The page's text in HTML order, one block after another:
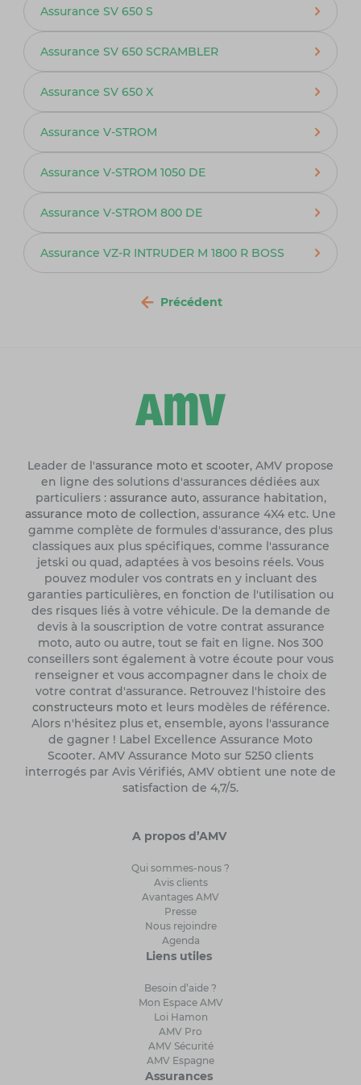
Assurance SV 650 S
Assurance SV 650 SCRAMBLER
Assurance SV 650 X
Assurance V-STROM
Assurance V-STROM 1050 DE
Assurance V-STROM 800 DE
Assurance VZ-R INTRUDER M 1800 R BOSS
Précédent
Leader de l'assurance moto et scooter, AMV propose
en ligne des solutions d'assurances dédiées aux
particuliers : assurance auto, assurance habitation,
assurance moto de collection, assurance 4X4 etc. Une
gamme complète de formules d'assurance, des plus
classiques aux plus spécifiques, comme l'assurance
jetski ou quad, adaptées à vos besoins réels. Vous
pouvez moduler vos contrats en y incluant des
garanties particulières, en fonction de l'utilisation ou
des risques liés à votre véhicule. De la demande de
devis à la souscription de votre contrat assurance
moto, auto ou autre, tout se fait en ligne. Nos 300
conseillers sont également à votre écoute pour vous
renseigner et vous accompagner dans le choix de
votre contrat d'assurance. Retrouvez l'histoire des
constructeurs motoet leurs modèles de référence.
Alors n'hésitez plus et, ensemble, ayons l'assurance
de gagner ! Label Excellence Assurance Moto
Scooter. AMV Assurance Moto sur 5250 clients
interrogés par Avis Vérifiés, AMV obtient une note de
satisfaction de 4,7/5.
A propos d’AMV
Qui sommes-nous ?
Avis clients
Avantages AMV
Presse
Nous rejoindre
Agenda
Liens utiles
Besoin d’aide ?
Mon Espace AMV
Loi Hamon
AMV Pro
AMV Sécurité
AMV Espagne
Assurances